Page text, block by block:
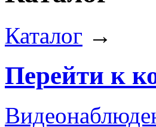
Каталог →
Перейти к